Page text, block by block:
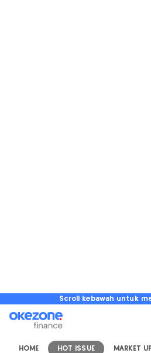
Scroll kebawah untuk
HOME HOT ISSUE MARKET